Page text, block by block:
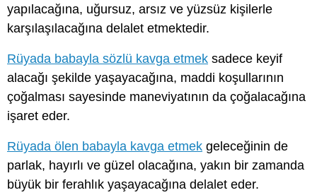
yapılacağına, uğursuz, arsız ve yüzsüz kişilerle
karşılaşılacağına delalet etmektedir.
Rüyada babayla sözlü kavga etmek sadece keyif
alacağı şekilde yaşayacağına, maddi koşullarının
çoğalması sayesinde maneviyatının da çoğalacağına
işaret eder.
Rüyada ölen babayla kavga etmek geleceğinin de
parlak, hayırlı ve güzel olacağına, yakın bir zamanda
büyük bir ferahlık yaşayacağına delalet eder.